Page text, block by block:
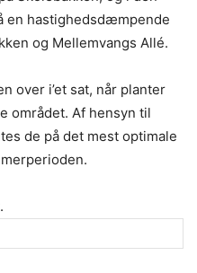
en hastighedsdæmpende
og Mellemvangs Allé.
over i’et sat, når planter
området. Af hensyn til
de på det mest optimale